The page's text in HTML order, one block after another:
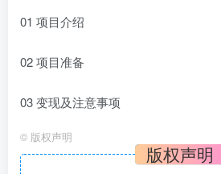
01 项目介绍
02 项目准备
03 变现及注意事项
© 版权声明
版权声明